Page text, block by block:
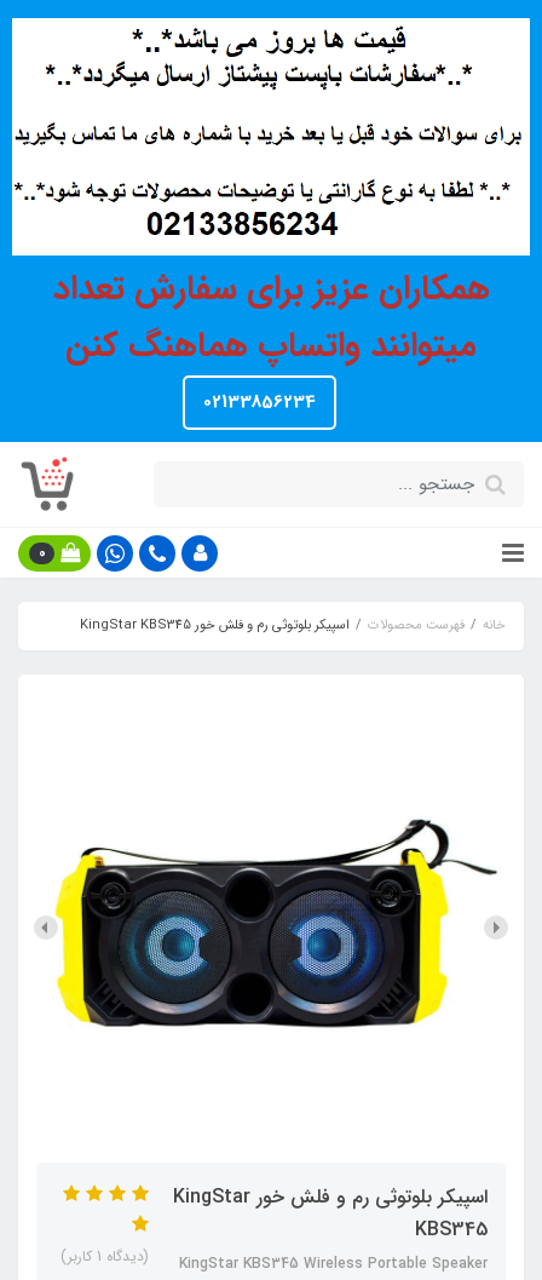
همکاران عزیز برای سفارش تعداد
میتوانند واتساپ هماهنگ کنن
02133856234
0
خانه فهرست محصولات اسپیکر بلوتوثی رم و فلش خور KingStar KBS345
اسپیکر بلوتوثی رم و فلش خور KingStar
KBS345
KingStar KBS345 Wireless Portable Speaker (دیدگاه 1 کاربر)